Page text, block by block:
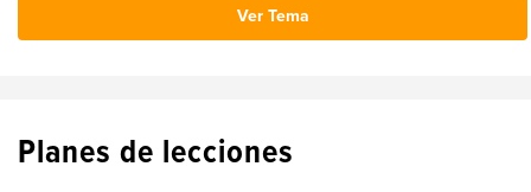
Ver Tema
Planes de lecciones